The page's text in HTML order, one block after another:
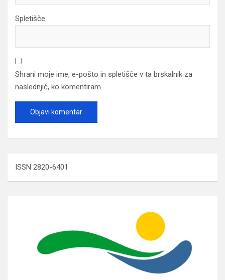
Spletišče
Shrani moje ime, e-pošto in spletišče v ta brskalnik za
naslednjič, ko komentiram.
ISSN 2820-6401